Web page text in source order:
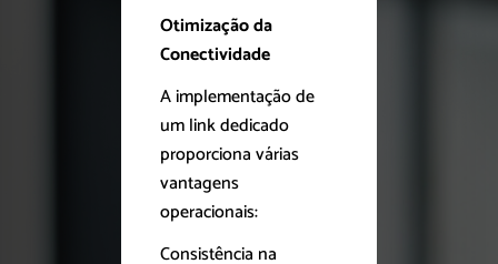
Otimização da
Conectividade
A implementação de
um link dedicado
proporciona várias
vantagens
operacionais:
Consistência na